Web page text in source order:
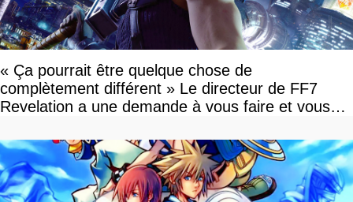
« Ça pourrait être quelque chose de
complètement différent » Le directeur de FF7
Revelation a une demande à vous faire et vous